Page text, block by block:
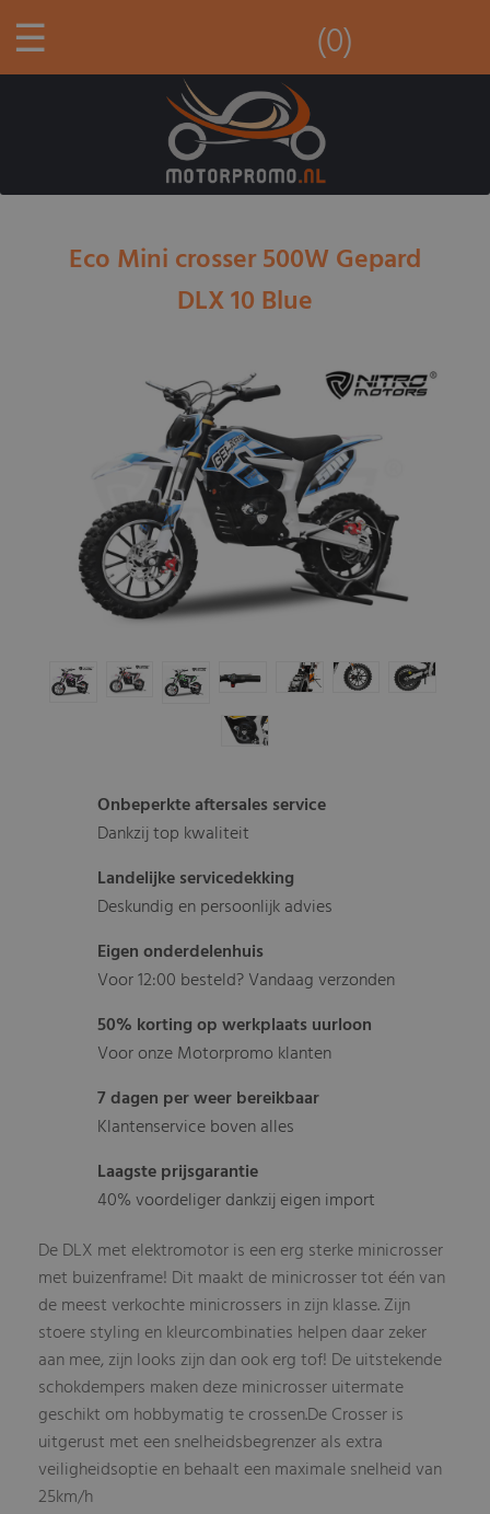
☰ (0)
Eco Mini crosser 500W Gepard
DLX 10 Blue
Onbeperkte aftersales service
Dankzij top kwaliteit
Landelijke servicedekking
Deskundig en persoonlijk advies
Eigen onderdelenhuis
Voor 12:00 besteld? Vandaag verzonden
50% korting op werkplaats uurloon
Voor onze Motorpromo klanten
7 dagen per weer bereikbaar
Klantenservice boven alles
Laagste prijsgarantie
40% voordeliger dankzij eigen import
De DLX met elektromotor is een erg sterke minicrosser
met buizenframe! Dit maakt de minicrosser tot één van
de meest verkochte minicrossers in zijn klasse. Zijn
stoere styling en kleurcombinaties helpen daar zeker
aan mee, zijn looks zijn dan ook erg tof! De uitstekende
schokdempers maken deze minicrosser uitermate
geschikt om hobbymatig te crossen.De Crosser is
uitgerust met een snelheidsbegrenzer als extra
veiligheidsoptie en behaalt een maximale snelheid van
25km/h